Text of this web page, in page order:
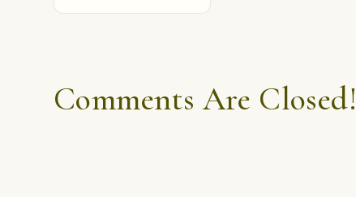
Comments Are Closed!